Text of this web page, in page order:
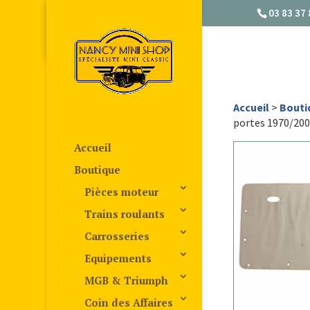
03 83 37
Accueil
Boutique
Pièces moteur
Trains roulants
Carrosseries
Equipements
MGB & Triumph
Coin des Affaires
Accueil>
portes 1970/